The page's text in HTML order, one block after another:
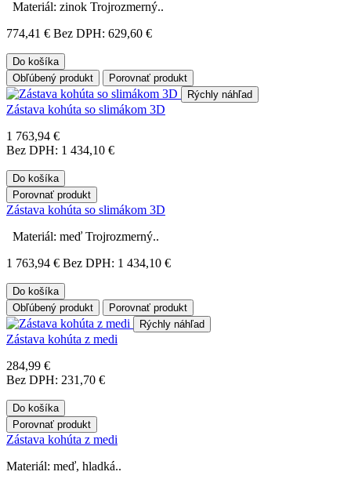
Materiál: zinok Trojrozmerný..
774,41 € Bez DPH: 629,60 €
Do košíka
Obľúbený produkt
Porovnať produkt
Rýchly náhľad
Zástava kohúta so slimákom 3D
1 763,94 €
Bez DPH: 1 434,10 €
Do košíka
Porovnať produkt
Zástava kohúta so slimákom 3D
Materiál: meď Trojrozmerný..
1 763,94 € Bez DPH: 1 434,10 €
Do košíka
Obľúbený produkt
Porovnať produkt
Rýchly náhľad
Zástava kohúta z medi
284,99 €
Bez DPH: 231,70 €
Do košíka
Porovnať produkt
Zástava kohúta z medi
Materiál: meď, hladká..